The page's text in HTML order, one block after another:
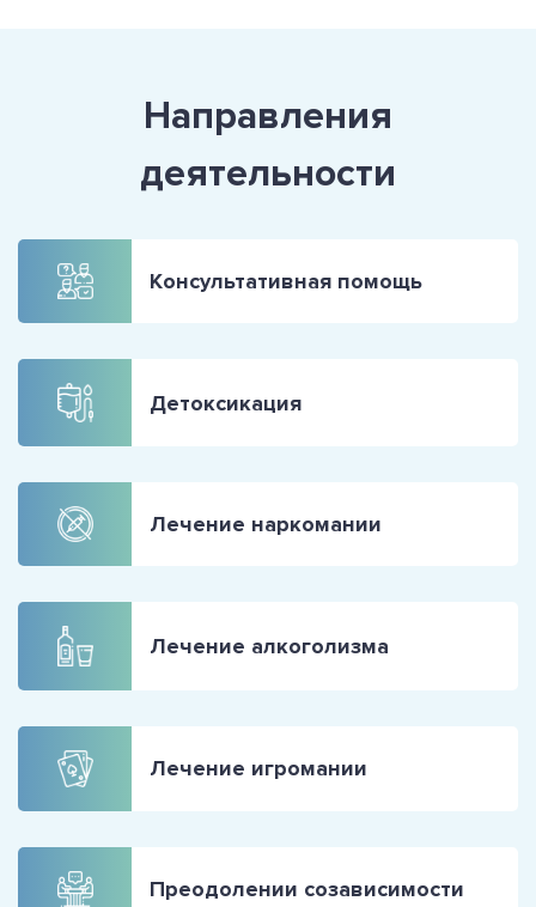
Направления
деятельности
Консультативная помощь
Детоксикация
Лечение наркомании
Лечение алкоголизма
Лечение игромании
Преодолении созависимости